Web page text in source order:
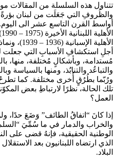
تتناول هذه السلسلة من المقالات
والظُروفِ التي جَعَلَت من لبنان
أواسط القرن التاسع عشر الى
الأهلية
أجلِ استكشافِ الأسبابِ التي جعلت
مُستدامة، وبأشكالٍ مُختلفة، منها،
والتباعُد والتنابُذ، ومنها بالسياسة
ورُبّما بطُرُقٍ أُخرى مختلفة. كما تطرحُ
تلك الحالة، نظرًا لارتباطِ بعض
العمل؟
إذا كانَ “اتفاقُ الطائف” وَضَعَ حدًا،
والخراب والدمار في ما سُمِّيَ
الوطنية الحقيقية، فإنهُ قضى على
الذي ارتضاه اللبنانيون بعد
البلاد.